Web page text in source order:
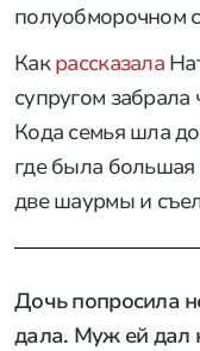
полуобморочном
Какрассказала
супругом
Кода семья шла
где была большая
две шаурмы и
Дочь попросила
дала. Муж ей дал